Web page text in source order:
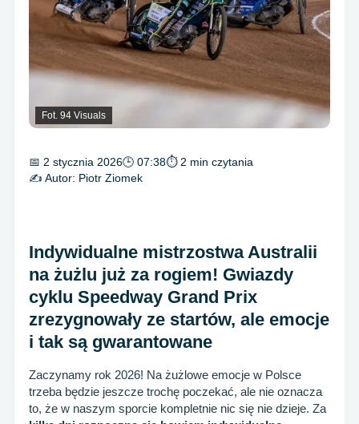
Fot. 94 Visuals
📅 2 stycznia 2026🕒 07:38⏱ 2 min czytania
✍️ Autor: Piotr Ziomek
Indywidualne mistrzostwa Australii
na żużlu już za rogiem! Gwiazdy
cyklu Speedway Grand Prix
zrezygnowały ze startów, ale emocje
i tak są gwarantowane
Zaczynamy rok 2026! Na żużlowe emocje w Polsce
trzeba będzie jeszcze trochę poczekać, ale nie oznacza
to, że w naszym sporcie kompletnie nic się nie dzieje. Za